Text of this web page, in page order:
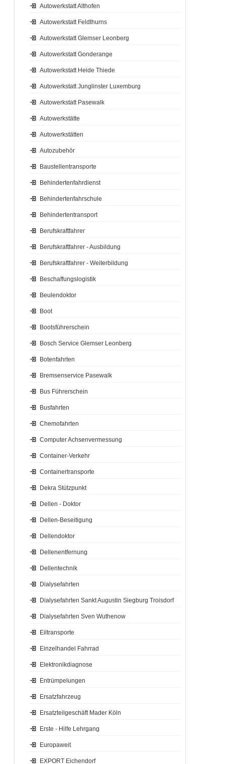
Autowerkstatt Althofen
Autowerkstatt Feldthurns
Autowerkstatt Glemser Leonberg
Autowerkstatt Gonderange
Autowerkstatt Heide Thiede
Autowerkstatt Junglinster Luxemburg
Autowerkstatt Pasewalk
Autowerkstätte
Autowerkstätten
Autozubehör
Baustellentransporte
Behindertenfahrdienst
Behindertenfahrschule
Behindertentransport
Berufskraftfahrer
Berufskraftfahrer - Ausbildung
Berufskraftfahrer - Weiterbildung
Beschaffungslogistik
Beulendoktor
Boot
Bootsführerschein
Bosch Service Glemser Leonberg
Botenfahrten
Bremsenservice Pasewalk
Bus Führerschein
Busfahrten
Chemofahrten
Computer Achsenvermessung
Container-Verkehr
Containertransporte
Dekra Stützpunkt
Dellen - Doktor
Dellen-Beseitigung
Dellendoktor
Dellenentfernung
Dellentechnik
Dialysefahrten
Dialysefahrten Sankt Augustin Siegburg Troisdorf
Dialysefahrten Sven Wuthenow
Eiltransporte
Einzelhandel Fahrrad
Elektronikdiagnose
Entrümpelungen
Ersatzfahrzeug
Ersatzteilgeschäft Mader Köln
Erste - Hilfe Lehrgang
Europaweit
EXPORT Eichendorf